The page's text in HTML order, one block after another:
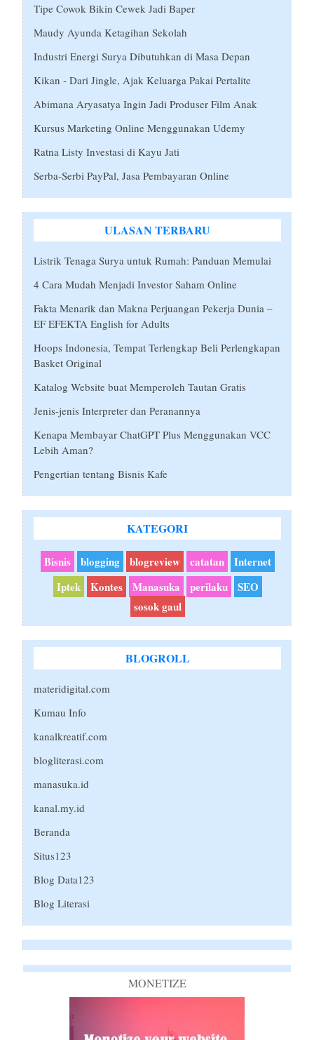
Tipe Cowok Bikin Cewek Jadi Baper
Maudy Ayunda Ketagihan Sekolah
Industri Energi Surya Dibutuhkan di Masa Depan
Kikan - Dari Jingle, Ajak Keluarga Pakai Pertalite
Abimana Aryasatya Ingin Jadi Produser Film Anak
Kursus Marketing Online Menggunakan Udemy
Ratna Listy Investasi di Kayu Jati
Serba-Serbi PayPal, Jasa Pembayaran Online
ULASAN TERBARU
Listrik Tenaga Surya untuk Rumah: Panduan Memulai
4 Cara Mudah Menjadi Investor Saham Online
Fakta Menarik dan Makna Perjuangan Pekerja Dunia –
EF EFEKTA English for Adults
Hoops Indonesia, Tempat Terlengkap Beli Perlengkapan
Basket Original
Katalog Website buat Memperoleh Tautan Gratis
Jenis-jenis Interpreter dan Peranannya
Kenapa Membayar ChatGPT Plus Menggunakan VCC
Lebih Aman?
Pengertian tentang Bisnis Kafe
KATEGORI
Bisnis blogging blogreview catatan
Internet
Iptek
Kontes Manasuka perilaku
SEO
sosok gaul
BLOGROLL
materidigital.com
Kumau Info
kanalkreatif.com
blogliterasi.com
manasuka.id
kanal.my.id
Beranda
Situs123
Blog Data123
Blog Literasi
MONETIZE